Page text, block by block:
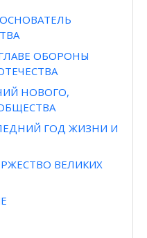
ОСНОВАТЕЛЬ
ГЛАВЕ ОБОРОНЫ
НОВОГО,
ГОД ЖИЗНИ И
ВЕЛИКИХ